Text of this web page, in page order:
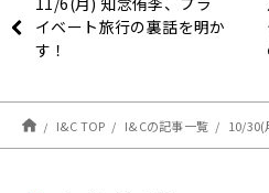
イベート旅行の裏話を明か
す！
I&C TOP I&Cの記事一覧 10/30(月)タクシー